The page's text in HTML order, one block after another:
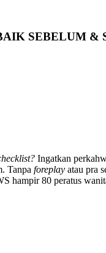
SEBELUM &
Ingatkan
Tanpa foreplay atau pra
hampir 80 peratus